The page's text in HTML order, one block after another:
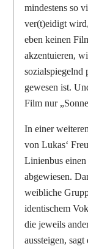
mindestens so
ver(t)eidigt
eben keinen
akzentuieren,
sozialspiegelnd
gewesen ist.
Film nur
In einer
von Lukas‘
Linienbus
abgewiesen.
weibliche
identischem
die jeweils
aussteigen,